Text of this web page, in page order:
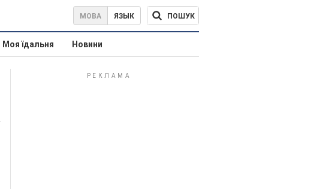
МОВА ЯЗЫК ПОШУК
Моя їдальня Новини